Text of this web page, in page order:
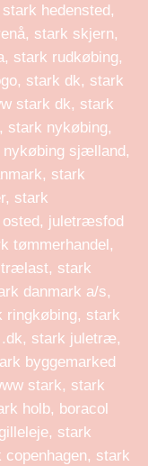
hedensted,
stark skjern,
stark rudkøbing,
stark dk, stark
stark dk, stark
stark nykøbing,
sjælland,
stark
stark
juletræsfod
tømmerhandel,
stark
danmark a/s,
ringkøbing, stark
stark juletræ,
byggemarked
stark, stark
holb, boracol
stark
stark